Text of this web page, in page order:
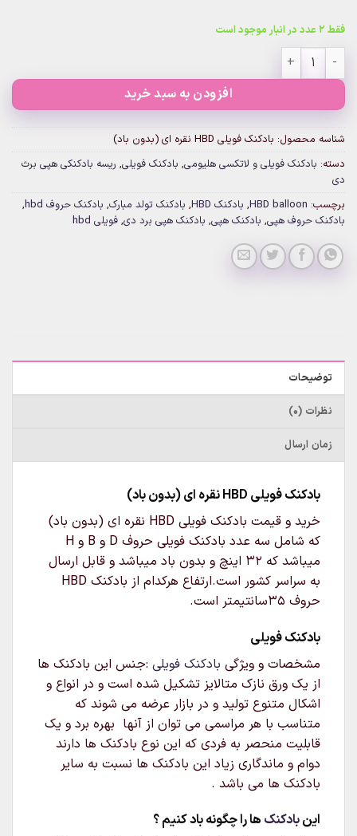
فقط 2 عدد در انبار موجود است
بادکنک فویلی HBD نقره ای (بدون باد) عدد
افزودن به سبد خرید
شناسه محصول: بادکنک فویلی HBD نقره ای (بدون باد)
دسته: بادکنک فویلی و لاتکسی هلیومی, بادکنک فویلی, ریسه بادکنکی هپی برث
دی
برچسب: HBD balloon
, بادکنک HBD , بادکنک تولد مبارک, بادکنک حروف hbd
,
بادکنک حروف هپی, بادکنک هپی, بادکنک هپی برد دی, فویلی hbd
توضیحات
نظرات (0)
زمان ارسال
بادکنک فویلی HBD نقره ای (بدون باد)
خرید و قیمت بادکنک فویلی HBD نقره ای (بدون باد)
که شامل سه عدد بادکنک فویلی حروف D و B و H
میباشد که 32 اینچ و بدون باد میباشد و قابل ارسال
به سراسر کشور است.ارتفاع هرکدام از بادکنک HBD
حروف ۳۵سانتیمتر است.
بادکنک فویلی
مشخصات و ویژگی بادکنک فویلی :جنس این بادکنک ها
از یک ورق نازک متالایز تشکیل شده است و در انواع و
اشکال متنوع تولید و در بازار عرضه می شوند که
متناسب با هر مراسمی می توان از آنها بهره برد و یک
قابلیت منحصر به فردی که این نوع بادکنک ها دارند
دوام و ماندگاری زیاد این بادکنک ها نسبت به سایر
بادکنک ها می باشد .
اینبادکنک ها را چگونه باد کنیم ؟